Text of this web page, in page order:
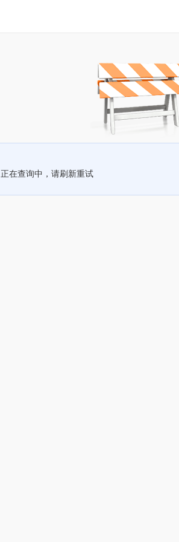
正在查询中，请刷新重试